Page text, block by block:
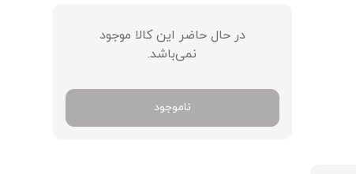
در حال حاضر این کالا موجود
نمی‌باشد.
ناموجود